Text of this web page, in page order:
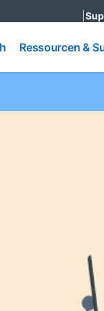
Ressourcen
& Support
Ressourcen &